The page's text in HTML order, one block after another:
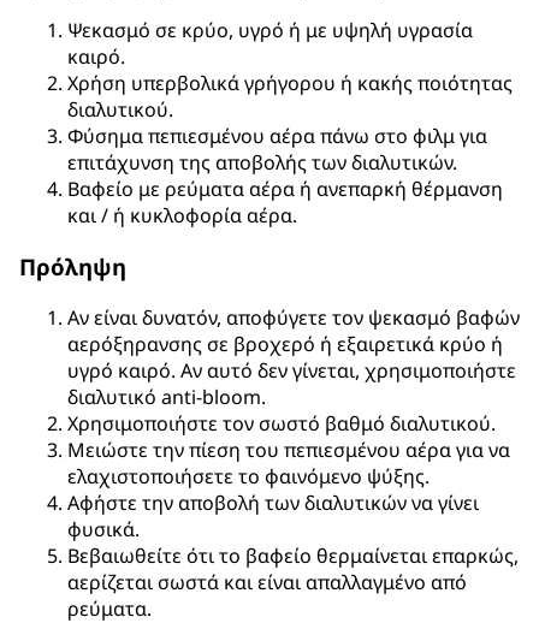
Ψεκασμό σε κρύο, υγρό ή με υψηλή υγρασία
καιρό.
Χρήση υπερβολικά γρήγορου ή κακής ποιότητας
διαλυτικού.
Φύσημα πεπιεσμένου αέρα πάνω στο φιλμ για
επιτάχυνση της αποβολής των διαλυτικών.
Βαφείο με ρεύματα αέρα ή ανεπαρκή θέρμανση
και / ή κυκλοφορία αέρα.
Πρόληψη
Αν είναι δυνατόν, αποφύγετε τον ψεκασμό βαφών
αερόξηρανσης σε βροχερό ή εξαιρετικά κρύο ή
υγρό καιρό. Αν αυτό δεν γίνεται, χρησιμοποιήστε
διαλυτικό anti-bloom.
Χρησιμοποιήστε τον σωστό βαθμό διαλυτικού.
Μειώστε την πίεση του πεπιεσμένου αέρα για να
ελαχιστοποιήσετε το φαινόμενο ψύξης.
Αφήστε την αποβολή των διαλυτικών να γίνει
φυσικά.
Βεβαιωθείτε ότι το βαφείο θερμαίνεται επαρκώς,
αερίζεται σωστά και είναι απαλλαγμένο από
ρεύματα.